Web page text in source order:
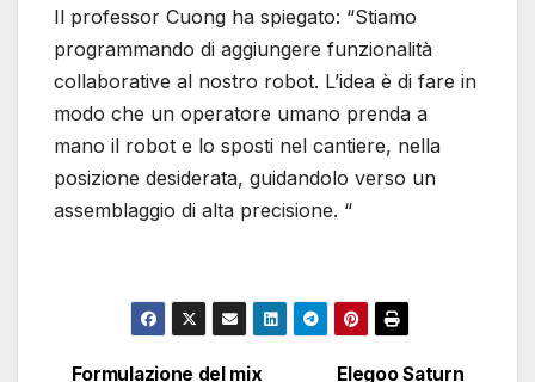
Il professor Cuong ha spiegato: “Stiamo
programmando di aggiungere funzionalità
collaborative al nostro robot. L’idea è di fare in
modo che un operatore umano prenda a
mano il robot e lo sposti nel cantiere, nella
posizione desiderata, guidandolo verso un
assemblaggio di alta precisione. “
Elegoo Saturn
Formulazione del mix